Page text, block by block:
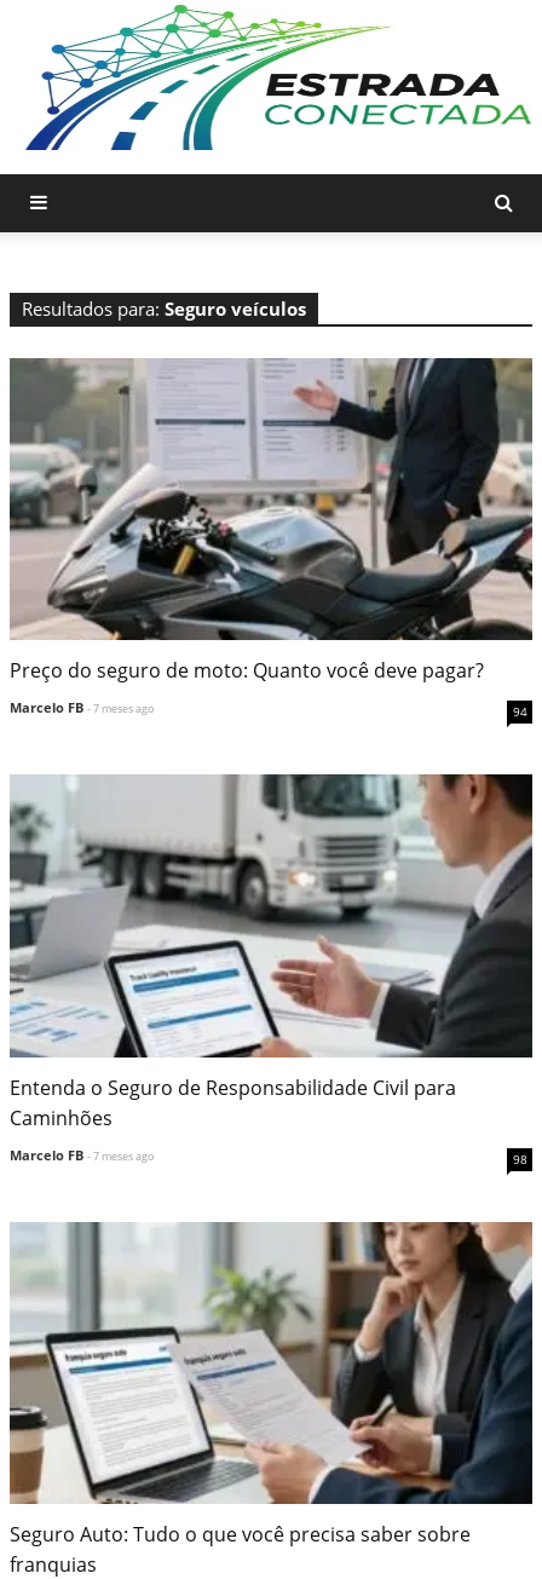
Resultados para: Seguro veículos
Preço do seguro de moto: Quanto você deve pagar?
Marcelo FB - 7 meses ago 94
Entenda o Seguro de Responsabilidade Civil para
Caminhões
Marcelo FB - 7 meses ago 98
Seguro Auto: Tudo o que você precisa saber sobre
franquias